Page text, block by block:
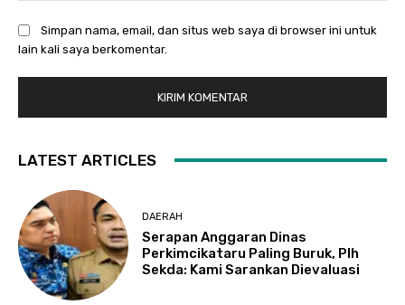
Simpan nama, email, dan situs web saya di browser ini untuk
lain kali saya berkomentar.
LATEST ARTICLES
DAERAH
Serapan Anggaran Dinas
Perkimcikataru Paling Buruk, Plh
Sekda: Kami Sarankan Dievaluasi